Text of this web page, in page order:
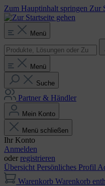
Zum Hauptinhalt springen Zur
Menü
Menü
Suche
Partner & Händler
Mein Konto
Menü schließen
Ihr Konto
Anmelden
oder registrieren
Übersicht Persönliches Profil
Warenkorb Warenkorb